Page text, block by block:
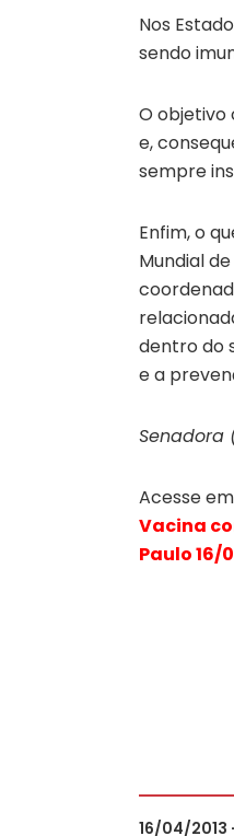
Nos
sendo
O objetivo
e,
sempre
Enfim, o
Mundial
dentro do
e a
Senadora
Acesse
Vacina
Paulo 16/
16/04/2013